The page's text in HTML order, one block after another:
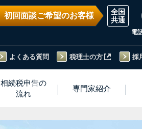
初回面談ご希望のお客様
電
よくある質問 税理士の方 採
相続税申告の
流れ
専門家紹介